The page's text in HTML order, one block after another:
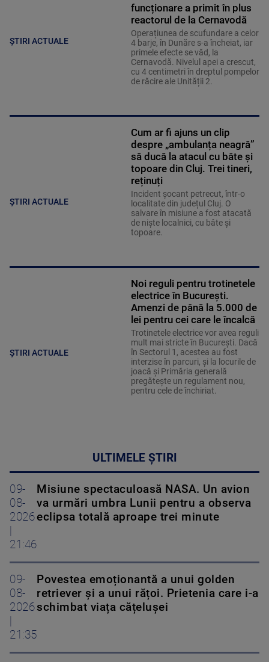
ȘTIRI ACTUALE
funcționare a primit în plus
reactorul de la Cernavodă
Operațiunea de scufundare a celor
4 barje, în Dunăre s-a încheiat, iar
primele efecte se văd, la
Cernavodă. Nivelul apei a crescut,
cu 4 centimetri în dreptul pompelor
de răcire ale Unității 2.
ȘTIRI ACTUALE
Cum ar fi ajuns un clip
despre „ambulanța neagră”
să ducă la atacul cu bâte și
topoare din Cluj. Trei tineri,
reținuți
Incident șocant petrecut, într-o
localitate din județul Cluj. O
salvare în misiune a fost atacată
de niște localnici, cu bâte și
topoare.
ȘTIRI ACTUALE
Noi reguli pentru trotinetele
electrice în București.
Amenzi de până la 5.000 de
lei pentru cei care le încalcă
Trotinetele electrice vor avea reguli
mult mai stricte în București. Dacă
în Sectorul 1, acestea au fost
interzise în parcuri, și la locurile de
joacă și Primăria generală
pregătește un regulament nou,
pentru cele de închiriat.
ULTIMELE ȘTIRI
09-
08-
2026
21:46
Misiune spectaculoasă NASA. Un avion
va urmări umbra Lunii pentru a observa
eclipsa totală aproape trei minute
09-
08-
2026
21:35
Povestea emoționantă a unui golden
retriever și a unui rățoi. Prietenia care i-a
schimbat viața cățelușei